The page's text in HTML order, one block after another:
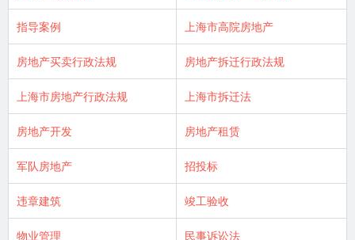
指导案例 上海市高院房地产
房地产买卖行政法规 房地产拆迁行政法规
上海市房地产行政法规 上海市拆迁法
房地产开发 房地产租赁
军队房地产 招投标
违章建筑 竣工验收
物业管理 民事诉讼法